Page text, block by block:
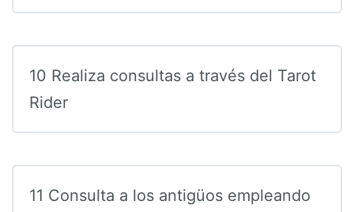
10 Realiza consultas a través del Tarot
Rider
11 Consulta a los antigüos empleando